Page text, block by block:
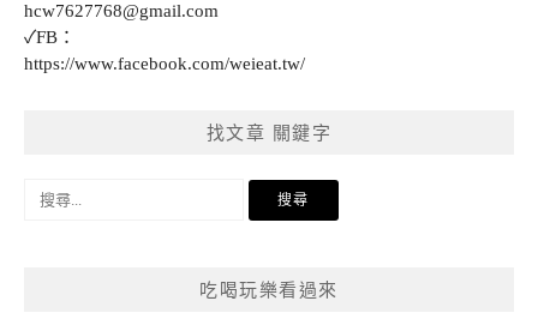
hcw7627768@gmail.com
✓FB：
https://www.facebook.com/weieat.tw/
找文章 關鍵字
搜
吃喝玩樂看過來